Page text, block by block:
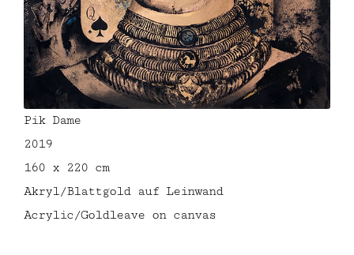
Pik Dame
2019
160 x 220 cm
Akryl/Blattgold auf Leinwand
Acrylic/Goldleave on canvas